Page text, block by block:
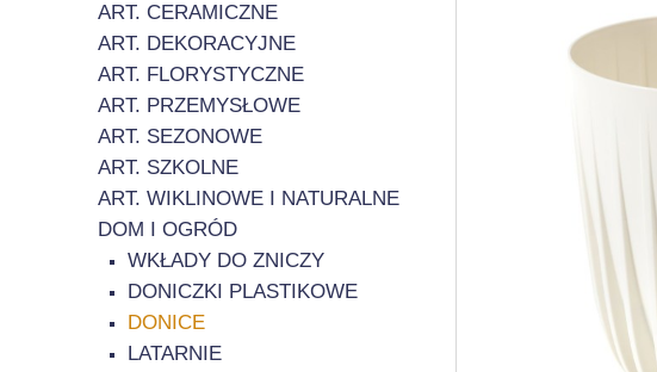
ART. CERAMICZNE
ART. DEKORACYJNE
ART. FLORYSTYCZNE
ART. PRZEMYSŁOWE
ART. SEZONOWE
ART. SZKOLNE
ART. WIKLINOWE I NATURALNE
DOM I OGRÓD
WKŁADY DO ZNICZY
DONICZKI PLASTIKOWE
DONICE
LATARNIE